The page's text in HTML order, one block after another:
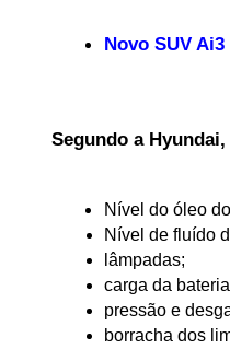
Novo SUV
Segundo a
Nível do óleo do
Nível de fluído
lâmpadas;
carga da
pressão e
borracha dos